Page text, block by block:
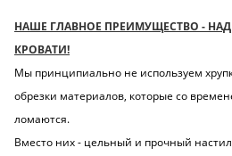
НАШЕ ГЛАВНОЕ ПРЕИМУЩЕСТВО -
КРОВАТИ!
Мы принципиально не используем
обрезки материалов, которые со
ломаются.
Вместо них - цельный и прочный